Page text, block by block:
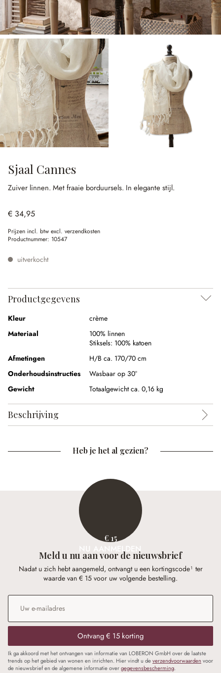
Sjaal Cannes
Zuiver linnen. Met fraaie borduursels. In elegante stijl.
€ 34,95
Prijzen incl. btw excl. verzendkosten
Productnummer: 10547
uitverkocht
Productgegevens
Kleur
crème
Materiaal
100% linnen
Stiksels: 100% katoen
Afmetingen
H/B ca. 170/70 cm
Onderhoudsinstructies
Wasbaar op 30°
Gewicht
Totaalgewicht ca. 0,16 kg
Beschrijving
Heb je het al gezien?
€ 15
NU AANMELDEN
Meld u nu aan voor de nieuwsbrief
Nadat u zich hebt aangemeld, ontvangt u een kortingscode¹ ter
waarde van € 15 voor uw volgende bestelling.
E-mailadres
Ontvang € 15 korting
Ik ga akkoord met het ontvangen van informatie van LOBERON GmbH over de laatste
trends op het gebied van wonen en inrichten. Hier vindt u deverzendvoorwaarden voor
de nieuwsbrief en de algemene informatie overgegevensbescherming.